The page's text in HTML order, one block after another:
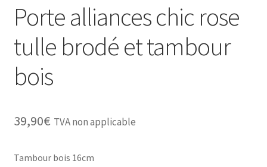
Porte alliances chic rose
tulle brodé et tambour
bois
39,90€ TVA non applicable
Tambour bois 16cm